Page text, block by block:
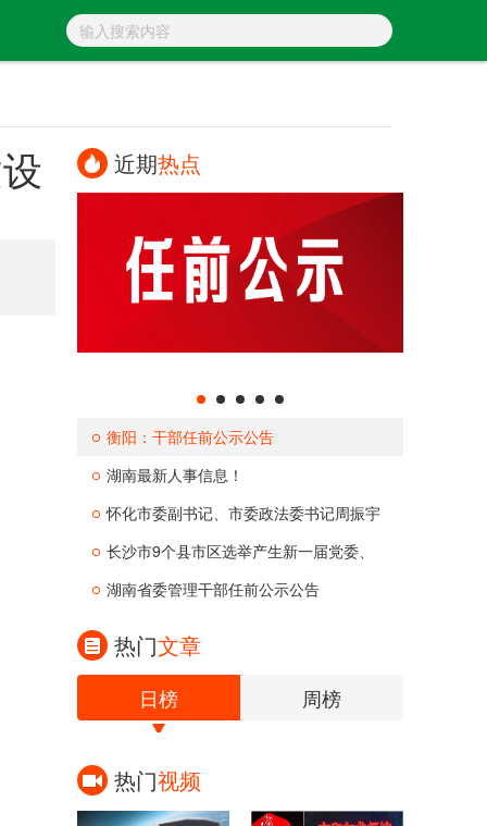
近期热点
衡阳：干部任前公示公告
湖南最新人事信息！
怀化市委副书记、市委政法委书记周振宇
长沙市9个县市区选举产生新一届党委、
纪湖南省委管理干部任前公示公告
热门文章
日榜 周榜
热门视频